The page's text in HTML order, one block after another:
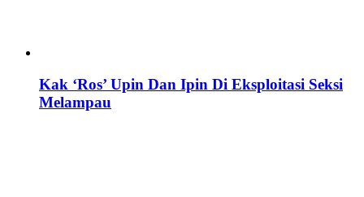
Kak ‘Ros’ Upin Dan Ipin Di Eksploitasi Seksi
Melampau